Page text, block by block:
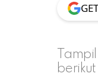
berikut